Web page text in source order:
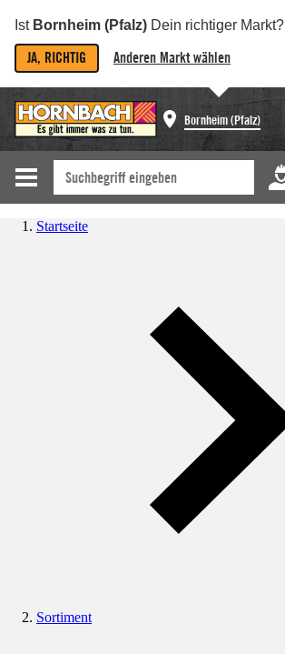
Ist Bornheim (Pfalz) Dein richtiger Markt?
JA, RICHTIG Anderen Markt wählen
Bornheim (Pfalz)
Startseite
Sortiment